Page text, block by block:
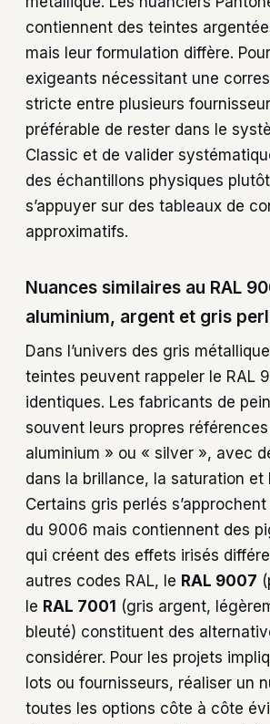
contiennent des teintes
mais leur formulation diffère.
exigeants nécessitant une
stricte entre plusieurs
préférable de rester dans le
Classic et de valider
des échantillons physiques
s’appuyer sur des tableaux de
approximatifs.
Nuances similaires au RAL
aluminium, argent et gris
Dans l’univers des gris
teintes peuvent rappeler le RAL
identiques. Les fabricants de
souvent leurs propres
aluminium » ou « silver », avec
dans la brillance, la saturation et
Certains gris perlés
du 9006 mais contiennent des
qui créent des effets irisés
autres codes RAL, le RAL 9007
le RAL 7001 (gris argent,
bleuté) constituent des
considérer. Pour les projets
lots ou fournisseurs, réaliser un
toutes les options côte à côte